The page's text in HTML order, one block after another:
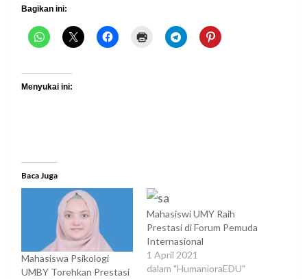
Bagikan ini:
Menyukai ini:
Baca Juga
Mahasiswa Psikologi
UMBY Torehkan Prestasi
Mahasiswi UMY Raih
Prestasi di Forum Pemuda
Internasional
1 April 2021
dalam "HumanioraEDU"